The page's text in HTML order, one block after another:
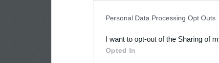
Downstream Participants
third parties.
Personal Data Processing Opt Outs
I want to opt-out of the Sharing of
Opted In